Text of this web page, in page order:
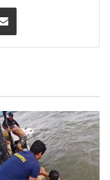
Compartir por correo electrónico